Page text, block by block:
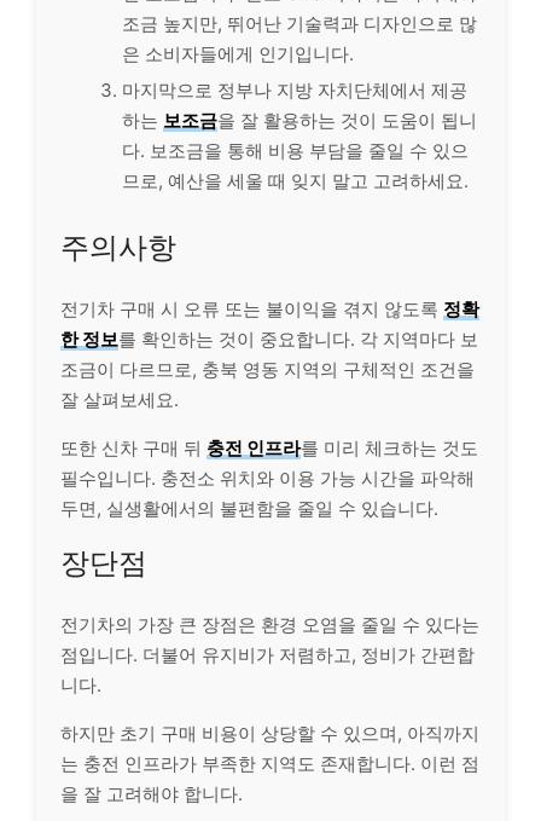
조금 높지만, 뛰어난 기술력과 디자인으로 많
은 소비자들에게 인기입니다.
마지막으로 정부나 지방 자치단체에서 제공
하는 보조금을 잘 활용하는 것이 도움이 됩니
다. 보조금을 통해 비용 부담을 줄일 수 있으
므로, 예산을 세울 때 잊지 말고 고려하세요.
주의사항
전기차 구매 시 오류 또는 불이익을 겪지 않도록 정확
한 정보를 확인하는 것이 중요합니다. 각 지역마다 보
조금이 다르므로, 충북 영동 지역의 구체적인 조건을
잘 살펴보세요.
또한 신차 구매 뒤 충전 인프라를 미리 체크하는 것도
필수입니다. 충전소 위치와 이용 가능 시간을 파악해
두면, 실생활에서의 불편함을 줄일 수 있습니다.
장단점
전기차의 가장 큰 장점은 환경 오염을 줄일 수 있다는
점입니다. 더불어 유지비가 저렴하고, 정비가 간편합
니다.
하지만 초기 구매 비용이 상당할 수 있으며, 아직까지
는 충전 인프라가 부족한 지역도 존재합니다. 이런 점
을 잘 고려해야 합니다.